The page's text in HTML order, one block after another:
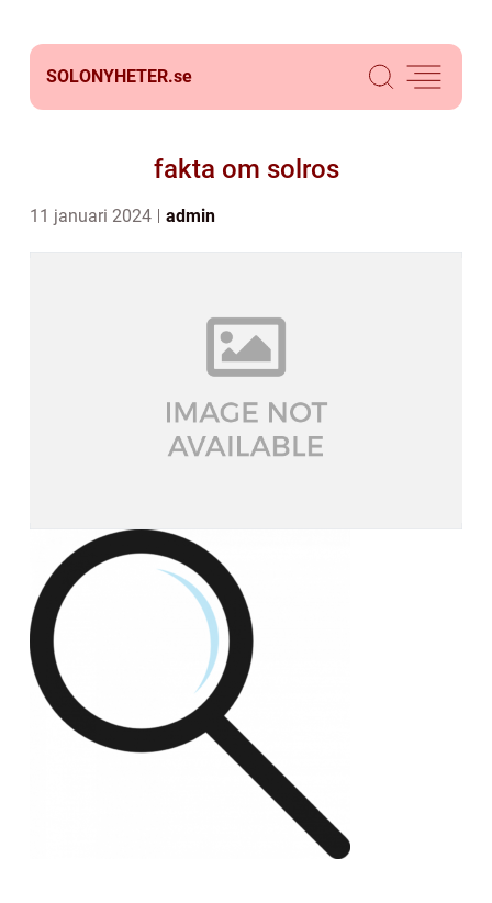
SOLONYHETER.se
fakta om solros
11 januari 2024 admin